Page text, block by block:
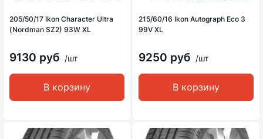
205/50/17 Ikon Character Ultra
(Nordman SZ2) 93W XL
9130 руб /шт
В корзину
215/60/16 Ikon Autograph Eco 3
99V XL
9250 руб /шт
В корзину